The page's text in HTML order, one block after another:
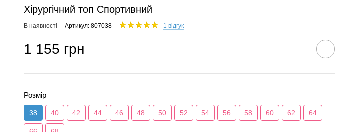
Хірургічний топ Спортивний
В наявності Артикул: 807038 1 відгук
1 155 грн
Розмір
38 40 42 44 46 48 50 52 54 56 58 60 62 64